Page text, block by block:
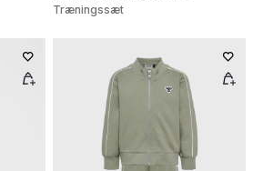
Træningssæt